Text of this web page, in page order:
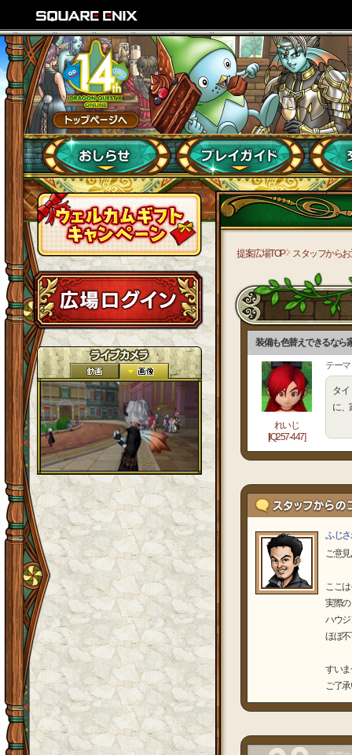
提案広場TOP スタッフから
装備も色替えできるなら
れいじ
[IQ257-447]
テー
タイ
に、
ふじ
ご意
ここ
実際
ハウ
ほぼ
すい
ご了